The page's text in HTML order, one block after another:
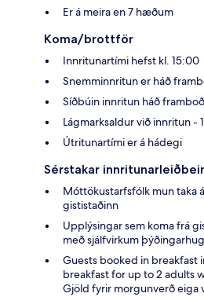
Er á meira en 7 hæðum
Koma/brottför
Innritunartími hefst kl. 15:00
Snemminnritun er háð
Síðbúin innritun háð
Lágmarksaldur við innritun -
Útritunartími er á hádegi
Sérstakar
Móttökustarfsfólk mun taka
gististaðinn
Upplýsingar sem koma frá
með sjálfvirkum
Guests booked in breakfast
breakfast for up to 2 adults
Gjöld fyrir morgunverð eiga